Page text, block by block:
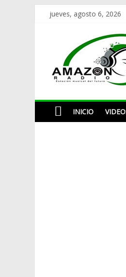
jueves, agosto 6, 2026
RADIO
MUSICAL
DEL
INICIO